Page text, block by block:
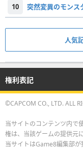
10 突然変異のモンス
人気
権利表記
©CAPCOM CO., LTD. ALL
当サイトのコンテンツ内で
権は、当該ゲームの提供元
当サイトはGame8編集部が